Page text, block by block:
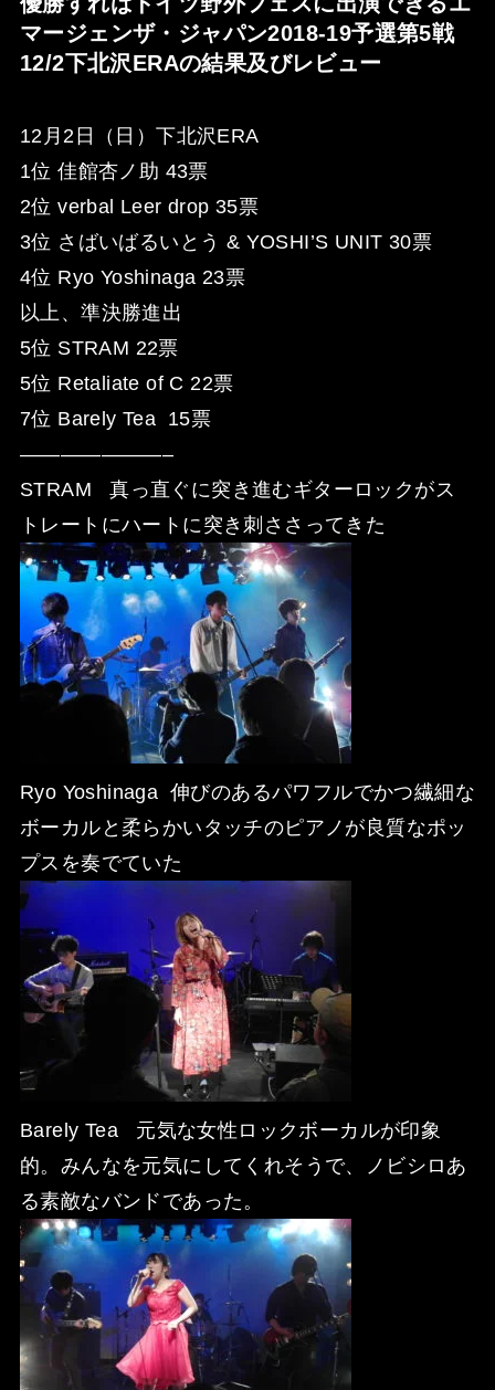
マージェンザ・ジャパン2018-19予選第5戦
12/2下北沢ERAの結果及びレビュー
12月2日（日）下北沢ERA
1位 佳館杏ノ助 43票
2位 verbal Leer drop 35票
3位 さばいばるいとう & YOSHI’S UNIT 30票
4位 Ryo Yoshinaga 23票
以上、準決勝進出
5位 STRAM 22票
5位 Retaliate of C 22票
7位 Barely Tea 15票
———————–
STRAM 真っ直ぐに突き進むギターロックがス
トレートにハートに突き刺ささってきた
Ryo Yoshinaga 伸びのあるパワフルでかつ繊細な
ボーカルと柔らかいタッチのピアノが良質なポッ
プスを奏でていた
Barely Tea 元気な女性ロックボーカルが印象
的。みんなを元気にしてくれそうで、ノビシロあ
る素敵なバンドであった。